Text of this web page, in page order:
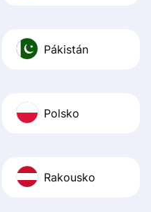
Pákistán
Polsko
Rakousko